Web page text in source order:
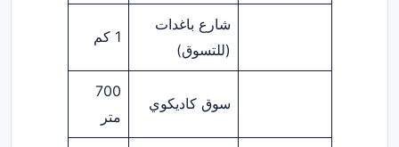
شارع باغدات
(للتسوق)
1 كم
سوق كاديكوي
700
متر